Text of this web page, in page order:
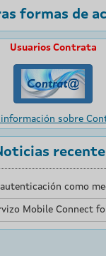
formas de
Usuarios Contrata
información sobre
como
Mobile Connect